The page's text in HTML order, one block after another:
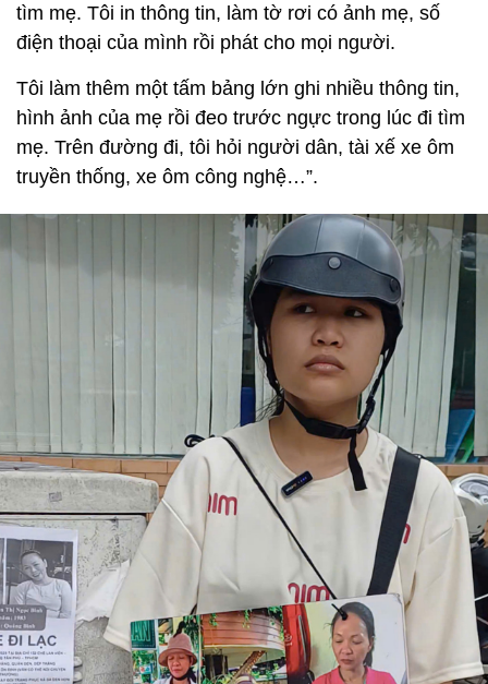
tìm mẹ. Tôi in thông tin, làm tờ rơi có ảnh mẹ, số
điện thoại của mình rồi phát cho mọi người.
Tôi làm thêm một tấm bảng lớn ghi nhiều thông tin,
hình ảnh của mẹ rồi đeo trước ngực trong lúc đi tìm
mẹ. Trên đường đi, tôi hỏi người dân, tài xế xe ôm
truyền thống, xe ôm công nghệ…”.